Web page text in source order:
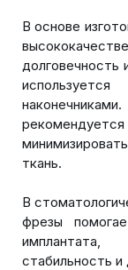
В основе
долговечность
ткань.
В
фрезы
стабильность и